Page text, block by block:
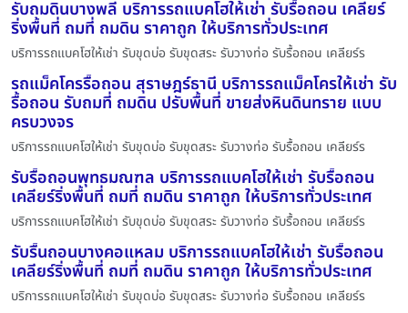
รับถมดินบางพลี บริการรถแบคโฮให้เช่า รับรื้อถอน เคลียร์
ริ่งพื้นที่ ถมที่ ถมดิน ราคาถูก ให้บริการทั่วประเทศ
บริการรถแบคโฮให้เช่า รับขุดบ่อ รับขุดสระ รับวางท่อ รับรื้อถอน เคลียร์ร
รถแม็คโครรื้อถอน สุราษฎร์ธานี บริการรถแม็คโครให้เช่า รับ
รื้อถอน รับถมที่ ถมดิน ปรับพื้นที่ ขายส่งหินดินทราย แบบ
ครบวงจร
บริการรถแบคโฮให้เช่า รับขุดบ่อ รับขุดสระ รับวางท่อ รับรื้อถอน เคลียร์ร
รับรื้อถอนพุทธมณฑล บริการรถแบคโฮให้เช่า รับรื้อถอน
เคลียร์ริ่งพื้นที่ ถมที่ ถมดิน ราคาถูก ให้บริการทั่วประเทศ
บริการรถแบคโฮให้เช่า รับขุดบ่อ รับขุดสระ รับวางท่อ รับรื้อถอน เคลียร์ร
รับรื้นถอนบางคอแหลม บริการรถแบคโฮให้เช่า รับรื้อถอน
เคลียร์ริ่งพื้นที่ ถมที่ ถมดิน ราคาถูก ให้บริการทั่วประเทศ
บริการรถแบคโฮให้เช่า รับขุดบ่อ รับขุดสระ รับวางท่อ รับรื้อถอน เคลียร์ร